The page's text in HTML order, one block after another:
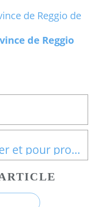
de Reggio
Des ailes pour s'envoler et pour protéger...